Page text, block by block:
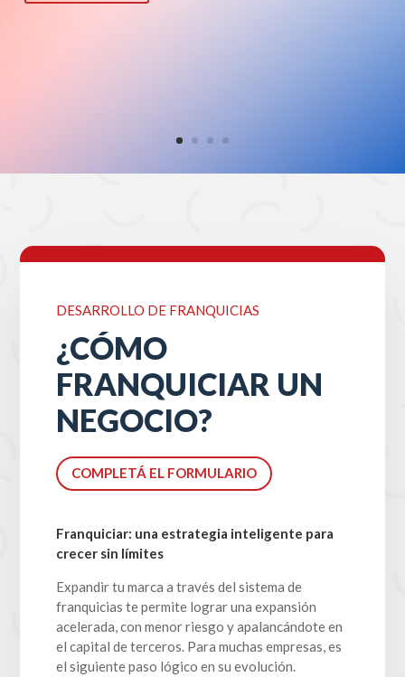
DESARROLLO DE FRANQUICIAS
¿CÓMO
FRANQUICIAR UN
NEGOCIO?
COMPLETÁ EL FORMULARIO
Franquiciar: una estrategia inteligente para
crecer sin límites
Expandir tu marca a través del sistema de
franquicias te permite lograr una expansión
acelerada, con menor riesgo y apalancándote en
el capital de terceros. Para muchas empresas, es
el siguiente paso lógico en su evolución.